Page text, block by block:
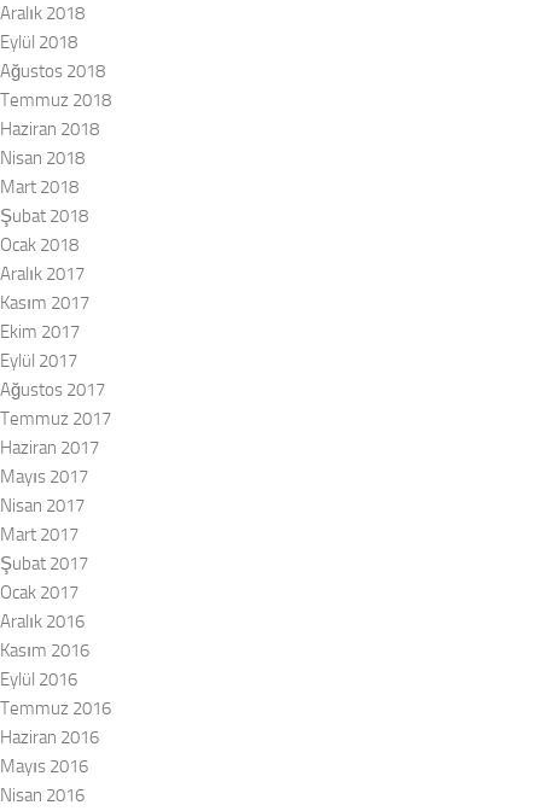
Aralık 2018
Eylül 2018
Ağustos 2018
Temmuz 2018
Haziran 2018
Nisan 2018
Mart 2018
Şubat 2018
Ocak 2018
Aralık 2017
Kasım 2017
Ekim 2017
Eylül 2017
Ağustos 2017
Temmuz 2017
Haziran 2017
Mayıs 2017
Nisan 2017
Mart 2017
Şubat 2017
Ocak 2017
Aralık 2016
Kasım 2016
Eylül 2016
Temmuz 2016
Haziran 2016
Mayıs 2016
Nisan 2016